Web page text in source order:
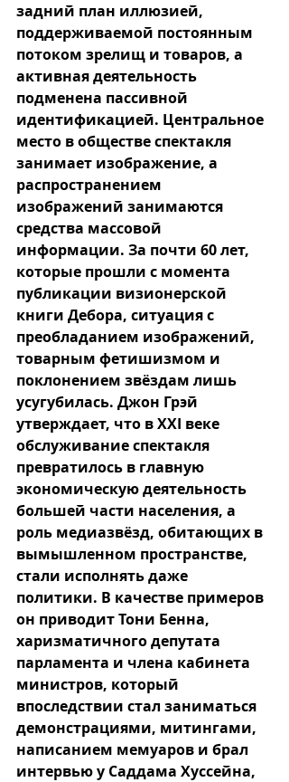
задний план иллюзией,
поддерживаемой постоянным
потоком зрелищ и товаров, а
активная деятельность
подменена пассивной
идентификацией. Центральное
место в обществе спектакля
занимает изображение, а
распространением
изображений занимаются
средства массовой
информации. За почти 60 лет,
которые прошли с момента
публикации визионерской
книги Дебора, ситуация с
преобладанием изображений,
товарным фетишизмом и
поклонением звёздам лишь
усугубилась. Джон Грэй
утверждает, что в XXI веке
обслуживание спектакля
превратилось в главную
экономическую деятельность
большей части населения, а
роль медиазвёзд, обитающих в
вымышленном пространстве,
стали исполнять даже
политики. В качестве примеров
он приводит Тони Бенна,
харизматичного депутата
парламента и члена кабинета
министров, который
впоследствии стал заниматься
демонстрациями, митингами,
написанием мемуаров и брал
интервью у Саддама Хуссейна,